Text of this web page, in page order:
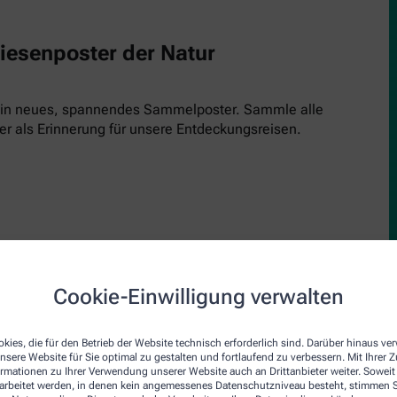
Cookie-Einwilligung verwalten
die für den Betrieb der Website technisch erforderlich sind. Darüber hinaus
Website für Sie optimal zu gestalten und fortlaufend zu verbessern. Mit Ihrer
zu Ihrer Verwendung unserer Website auch an Drittanbieter weiter. Soweit
werden, in denen kein angemessenes Datenschutzniveau besteht, stimmen
der Natur
neues, spannendes Sammelposter. Sammle alle
als Erinnerung für unsere Entdeckungsreisen.
Inspektor! Einfach kostenlos runterladen, ausdrucken und
und schau genau hin. Jede Ausgabe bringt einen neuen